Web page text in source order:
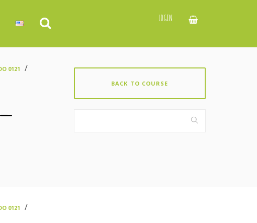
LOGIN
0121
BACK TO COURSE
0121